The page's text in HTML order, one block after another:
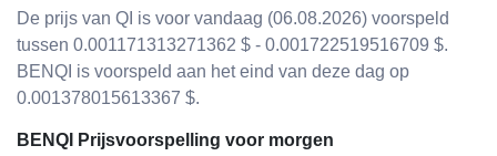
De prijs van QI is voor vandaag (06.08.2026) voorspeld
tussen 0.001171313271362 $ - 0.001722519516709 $.
BENQI is voorspeld aan het eind van deze dag op
0.001378015613367 $.
BENQI Prijsvoorspelling voor morgen